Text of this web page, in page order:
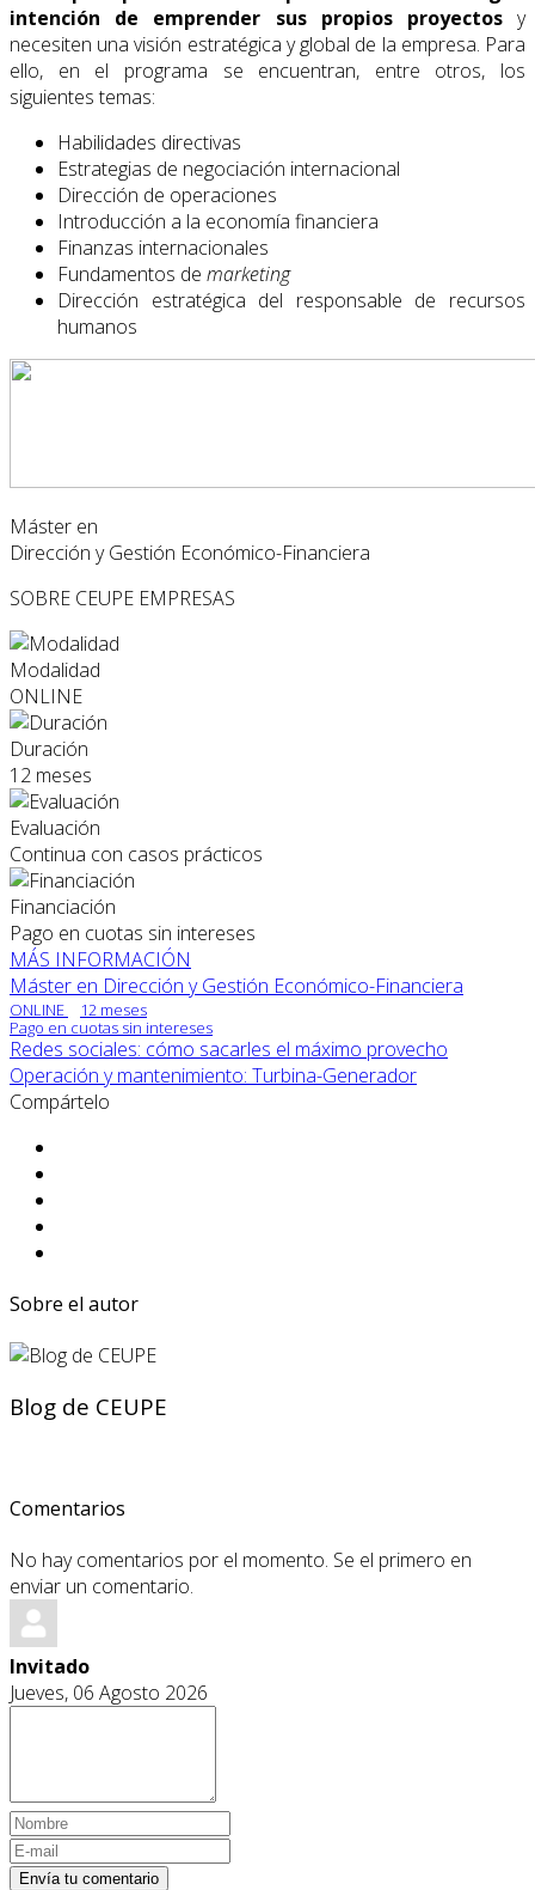
intención de emprender sus propios proyectosy
necesiten una visión estratégica y global de la empresa. Para
ello, en el programa se encuentran, entre otros, los
siguientes temas:
Habilidades directivas
Estrategias de negociación internacional
Dirección de operaciones
Introducción a la economía financiera
Finanzas internacionales
Fundamentos de marketing
Dirección estratégica del responsable de recursos
humanos
Máster en
Dirección y Gestión Económico-Financiera
SOBRE CEUPE EMPRESAS
Modalidad
ONLINE
Duración
12 meses
Evaluación
Continua con casos prácticos
Financiación
Pago en cuotas sin intereses
MÁS INFORMACIÓN
Máster en Dirección y Gestión Económico-Financiera
ONLINE
12 meses
Pago en cuotas sin intereses
Redes sociales: cómo sacarles el máximo provecho
Operación y mantenimiento: Turbina-Generador
Compártelo
Sobre el autor
Blog de CEUPE
Comentarios
No hay comentarios por el momento. Se el primero en
enviar un comentario.
Invitado
Jueves, 06 Agosto 2026
Envía tu comentario